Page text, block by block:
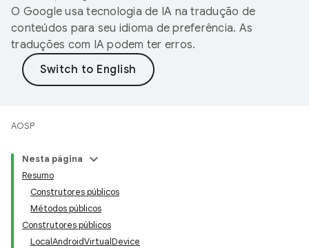
O Google usa tecnologia de IA na tradução de
conteúdos para seu idioma de preferência. As
traduções com IA podem ter erros.
AOSP
Nesta página
Resumo
Construtores públicos
Métodos públicos
Construtores públicos
LocalAndroidVirtualDevice